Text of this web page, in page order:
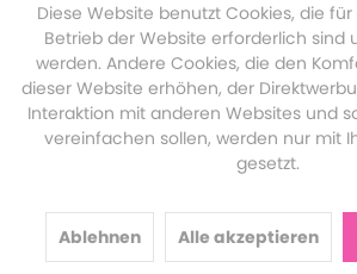
Diese Website benutzt Cookies, die
Betrieb der Website erforderlich sind
werden. Andere Cookies, die den
dieser Website erhöhen, der
Interaktion mit anderen Websites und
vereinfachen sollen, werden nur mit
gesetzt.
Ablehnen Alle akzeptieren